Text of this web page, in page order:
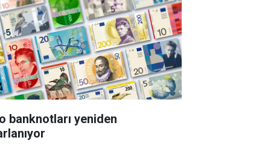
banknotları yeniden